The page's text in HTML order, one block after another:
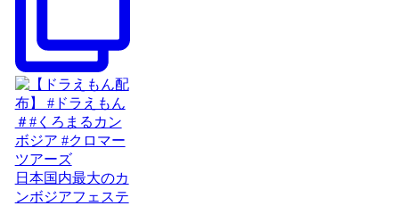
日本国内最大のカ
ンボジアフェステ